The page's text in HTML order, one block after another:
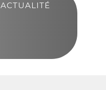
ACTUALITÉ